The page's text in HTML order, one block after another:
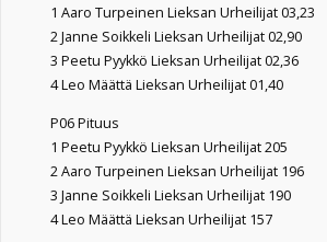
1 Aaro Turpeinen Lieksan Urheilijat 03,23
2 Janne Soikkeli Lieksan Urheilijat 02,90
3 Peetu Pyykkö Lieksan Urheilijat 02,36
4 Leo Määttä Lieksan Urheilijat 01,40
P06 Pituus
1 Peetu Pyykkö Lieksan Urheilijat 205
2 Aaro Turpeinen Lieksan Urheilijat 196
3 Janne Soikkeli Lieksan Urheilijat 190
4 Leo Määttä Lieksan Urheilijat 157